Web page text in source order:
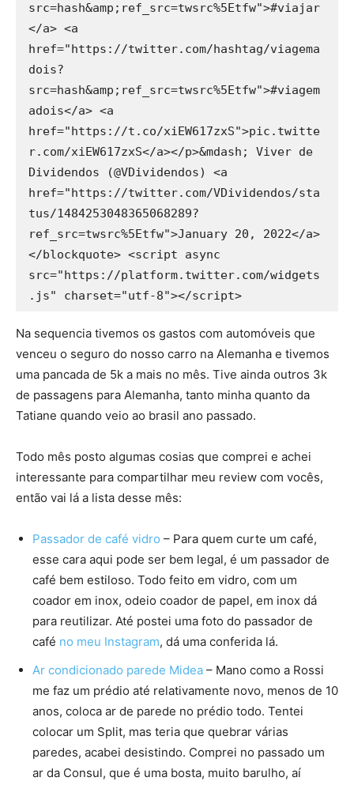
src=hash&amp;ref_src=twsrc%5Etfw">#viajar
</a> <a
href="https://twitter.com/hashtag/viagema
dois?
src=hash&amp;ref_src=twsrc%5Etfw">#viagem
adois</a> <a
href="https://t.co/xiEW617zxS">pic.twitte
r.com/xiEW617zxS</a></p>&mdash; Viver de
Dividendos (@VDividendos) <a
href="https://twitter.com/VDividendos/sta
tus/1484253048365068289?
ref_src=twsrc%5Etfw">January 20, 2022</a>
</blockquote> <script async
src="https://platform.twitter.com/widgets
Na sequencia tivemos os gastos com automóveis que
venceu o seguro do nosso carro na Alemanha e tivemos
uma pancada de 5k a mais no mês. Tive ainda outros 3k
de passagens para Alemanha, tanto minha quanto da
Tatiane quando veio ao brasil ano passado.
Todo mês posto algumas cosias que comprei e achei
interessante para compartilhar meu review com vocês,
então vai lá a lista desse mês:
Passador de café vidro – Para quem curte um café,
esse cara aqui pode ser bem legal, é um passador de
café bem estiloso. Todo feito em vidro, com um
coador em inox, odeio coador de papel, em inox dá
para reutilizar. Até postei uma foto do passador de
café no meu Instagram, dá uma conferida lá.
Ar condicionado parede Midea – Mano como a Rossi
me faz um prédio até relativamente novo, menos de 10
anos, coloca ar de parede no prédio todo. Tentei
colocar um Split, mas teria que quebrar várias
paredes, acabei desistindo. Comprei no passado um
ar da Consul, que é uma bosta, muito barulho, aí